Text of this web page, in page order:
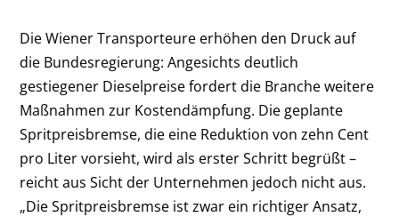
Die Wiener Transporteure erhöhen den Druck auf
die Bundesregierung: Angesichts deutlich
gestiegener Dieselpreise fordert die Branche weitere
Maßnahmen zur Kostendämpfung. Die geplante
Spritpreisbremse, die eine Reduktion von zehn Cent
pro Liter vorsieht, wird als erster Schritt begrüßt –
reicht aus Sicht der Unternehmen jedoch nicht aus.
„Die Spritpreisbremse ist zwar ein richtiger Ansatz,